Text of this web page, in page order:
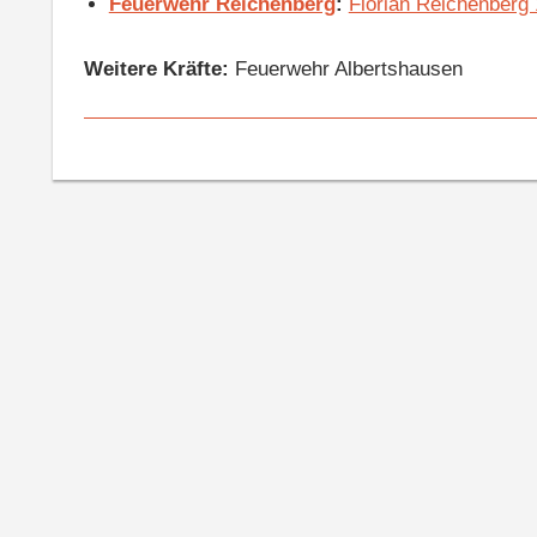
Weitere Kräfte: Feuerwehr Albertshausen